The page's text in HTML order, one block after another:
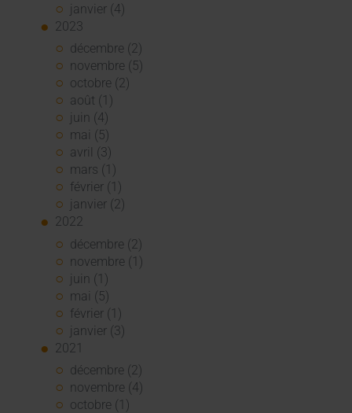
janvier (4)
2023
décembre (2)
novembre (5)
octobre (2)
août (1)
juin (4)
mai (5)
avril (3)
mars (1)
février (1)
janvier (2)
2022
décembre (2)
novembre (1)
juin (1)
mai (5)
février (1)
janvier (3)
2021
décembre (2)
novembre (4)
octobre (1)